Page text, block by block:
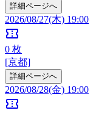
詳細ページへ
2026/08/27(木) 19:00
confirmation_number
0 枚
[京都]
詳細ページへ
2026/08/28(金) 19:00
confirmation_number